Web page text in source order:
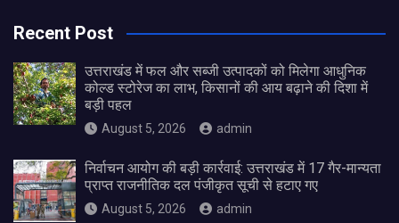
Recent Post
उत्तराखंड में फल और सब्जी उत्पादकों को मिलेगा आधुनिक
कोल्ड स्टोरेज का लाभ, किसानों की आय बढ़ाने की दिशा में
बड़ी पहल
August 5, 2026 admin
निर्वाचन आयोग की बड़ी कार्रवाई: उत्तराखंड में 17 गैर-मान्यता
प्राप्त राजनीतिक दल पंजीकृत सूची से हटाए गए
August 5, 2026 admin